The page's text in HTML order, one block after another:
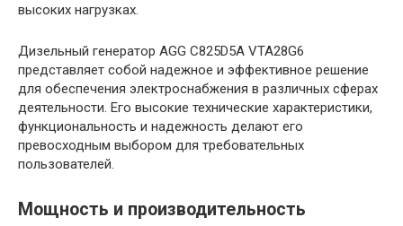
высоких нагрузках.
Дизельный генератор AGG C825D5A VTA28G6
представляет собой надежное и эффективное решение
для обеспечения электроснабжения в различных сферах
деятельности. Его высокие технические характеристики,
функциональность и надежность делают его
превосходным выбором для требовательных
пользователей.
Мощность и производительность